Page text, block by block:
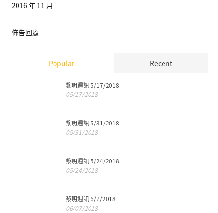
2016 年 11 月
佈告回顧
Popular Recent
黎明週訊 5/17/2018
05/17/2018
黎明週訊 5/31/2018
05/31/2018
黎明週訊 5/24/2018
05/24/2018
黎明週訊 6/7/2018
06/07/2018